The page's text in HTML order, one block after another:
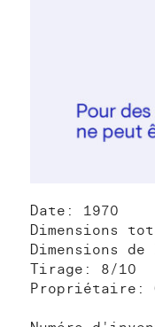
Date: 1970
Dimensions
Dimensions
Tirage: 8/10
Propriétaire: